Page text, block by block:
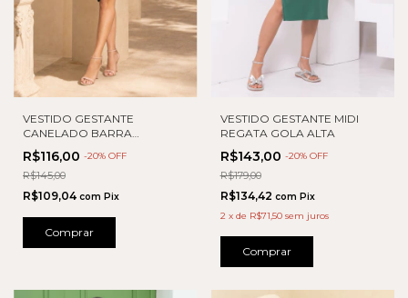
VESTIDO GESTANTE
CANELADO BARRA
ASSIMETRICA
R$116,00 -20% OFF
R$145,00
R$109,04 com Pix
Comprar
VESTIDO GESTANTE MIDI
REGATA GOLA ALTA
R$143,00 -20% OFF
R$179,00
R$134,42 com Pix
2 x de R$71,50 sem juros
Comprar